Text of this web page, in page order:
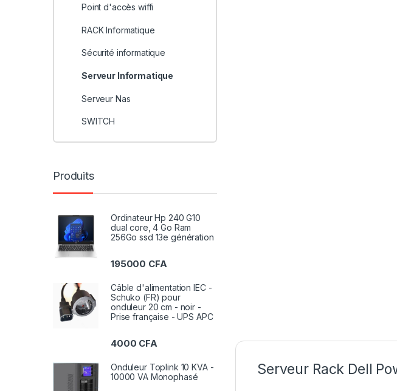
Serveur Rack Dell
Point d'accès wiffi
RACK Informatique
Sécurité informatique
Serveur Informatique
Serveur Nas
SWITCH
Produits
Ordinateur Hp 240 G10
dual core, 4 Go Ram
256Go ssd 13e génération
195000 CFA
Câble d'alimentation IEC -
Schuko (FR) pour
onduleur 20 cm - noir -
Prise française - UPS APC
4000 CFA
Onduleur Toplink 10 KVA -
10000 VA Monophasé